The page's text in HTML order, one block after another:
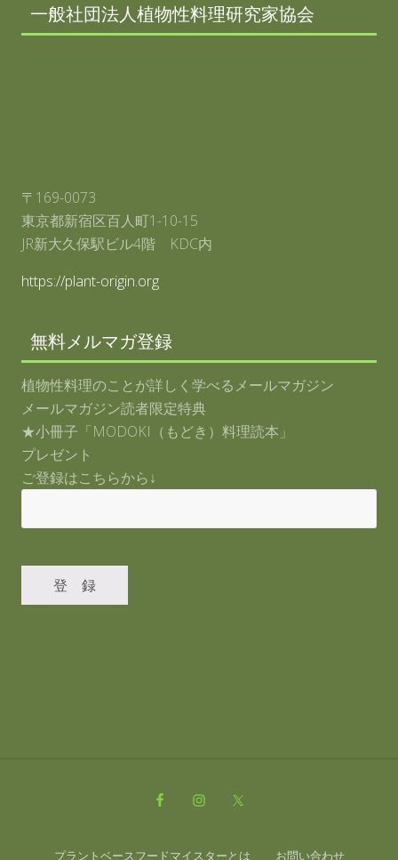
食
生
活
一般社団法人植物性料理研究家協会
〒169-0073
東京都新宿区百人町1-10-15
JR新大久保駅ビル4階 KDC内
https://plant-origin.org
無料メルマガ登録
植物性料理のことが詳しく学べるメールマガジン
メールマガジン読者限定特典
★小冊子「MODOKI（もどき）料理読本」
プレゼント
ご登録はこちらから↓
プラントベースフードマイスターとは お問い合わせ